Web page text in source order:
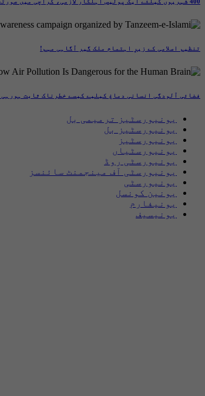
تنظیم اسلامی کے زیرِ اہتمام ملک گیر آگاہی مہم!
فضائی آلودگی انسانی دماغ کیلیے کیسے خطرناک ثابت ہورہی
یونیورسٹیز ترمیمی بل
یونیورسٹیز بل
یونیورسٹیز
یونیورسٹیاں
یونیورسٹی روڈ
یونیورسٹی آف مینجمنٹ سائنسز
یونیورسٹی
یونین کونسل
یونیفارم
یونیسیف